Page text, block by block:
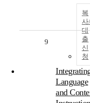
복
사/
대
출
신
청
9
Language
and